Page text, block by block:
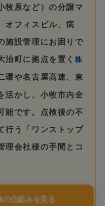
牧原など）の分譲マ
オフィスビル、病
施設管理にお困りで
治町に拠点を置く株
環や名古屋高速、東
活かし、小牧市内全
能です。点検後の不
行う「ワンストップ
理会社様の手間とコ
の仕組みを見る